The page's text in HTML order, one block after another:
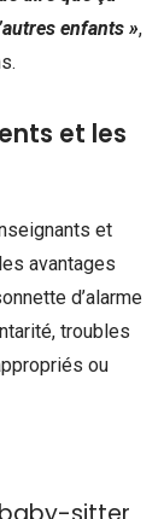
enfants »,
et les
et
avantages
d’alarme
troubles
ou